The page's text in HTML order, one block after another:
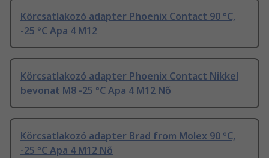
Körcsatlakozó adapter Phoenix Contact 90 °C,
-25 °C Apa 4 M12
Körcsatlakozó adapter Phoenix Contact Nikkel
bevonat M8 -25 °C Apa 4 M12 Nő
Körcsatlakozó adapter Brad from Molex 90 °C,
-25 °C Apa 4 M12 Nő